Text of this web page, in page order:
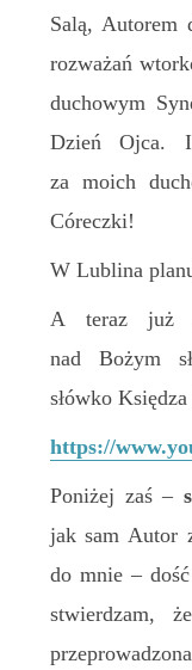
Salą, Autorem
rozważań
duchowym
Dzień Ojca.
za moich
Córeczki!
W Lublina
A teraz już
nad Bożym
słówko
https://
Poniżej zaś –
jak sam Autor
do mnie –
stwierdzam,